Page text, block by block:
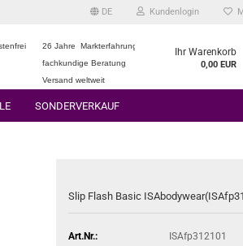
DE Kundenlogin
26 Jahre Markterfahrung
fachkundige Beratung
Versand weltweit
Ihr Warenkorb
0,00 EUR
SONDERVERKAUF
Slip Flash Basic
Art.Nr.:
ISAfp312101